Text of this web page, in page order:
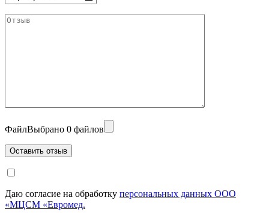
ФайлВыбрано 0 файлов
Даю согласие на обработку персональных данных ООО
«МЦСМ «Евромед.